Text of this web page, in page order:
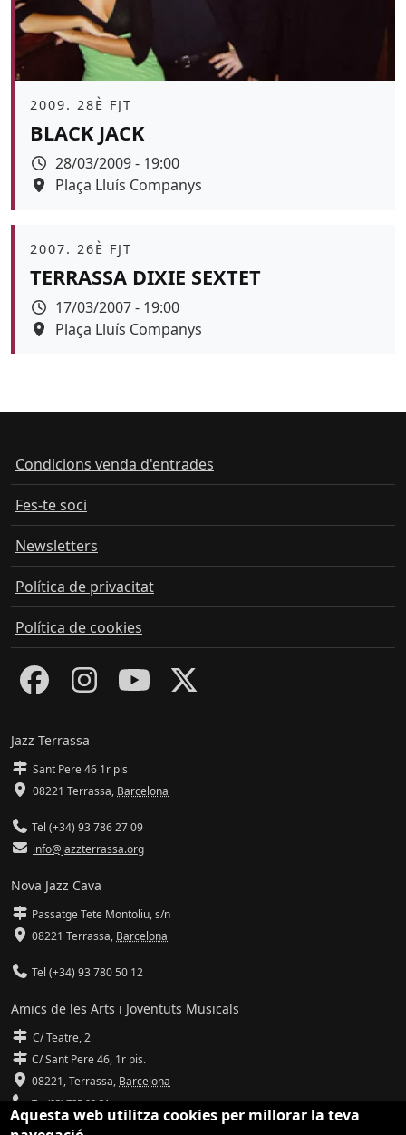
Àmbit
2009. 28È FJT
BLACK JACK
Data
28/03/2009 - 19:00
Espai
Plaça Lluís Companys
Àmbit
2007. 26È FJT
TERRASSA DIXIE SEXTET
Data
17/03/2007 - 19:00
Espai
Plaça Lluís Companys
Condicions venda d'entrades
Fes-te soci
Newsletters
Política de privacitat
Política de cookies
Jazz Terrassa
Sant Pere 46 1r pis
08221 Terrassa, Barcelona
Tel (+34) 93 786 27 09
info@jazzterrassa.org
Nova Jazz Cava
Passatge Tete Montoliu, s/n
08221 Terrassa, Barcelona
Tel (+34) 93 780 50 12
Amics de les Arts i Joventuts Musicals
C/ Teatre, 2
C/ Sant Pere 46, 1r pis.
08221,Terrassa, Barcelona
Tel (93) 785 92 31
Aquesta web utilitza cookies per millorar la teva